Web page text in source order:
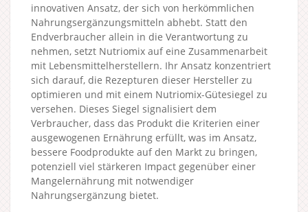
innovativen Ansatz, der sich von herkömmlichen
Nahrungsergänzungsmitteln abhebt. Statt den
Endverbraucher allein in die Verantwortung zu
nehmen, setzt Nutriomix auf eine Zusammenarbeit
mit Lebensmittelherstellern. Ihr Ansatz konzentriert
sich darauf, die Rezepturen dieser Hersteller zu
optimieren und mit einem Nutriomix-Gütesiegel zu
versehen. Dieses Siegel signalisiert dem
Verbraucher, dass das Produkt die Kriterien einer
ausgewogenen Ernährung erfüllt, was im Ansatz,
bessere Foodprodukte auf den Markt zu bringen,
potenziell viel stärkeren Impact gegenüber einer
Mangelernährung mit notwendiger
Nahrungsergänzung bietet.